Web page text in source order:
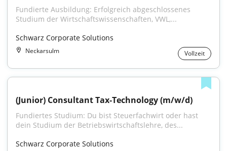
Fundierte Ausbildung: Erfolgreich abgeschlossenes
Studium der Wirtschaftswissenschaften, VWL,...
Schwarz Corporate Solutions
Neckarsulm Vollzeit
(Junior) Consultant Tax-Technology (m/w/d)
Fundiertes Studium: Du bist Steuerfachwirt oder hast
dein Studium der Betriebswirtschaftslehre, des...
Schwarz Corporate Solutions